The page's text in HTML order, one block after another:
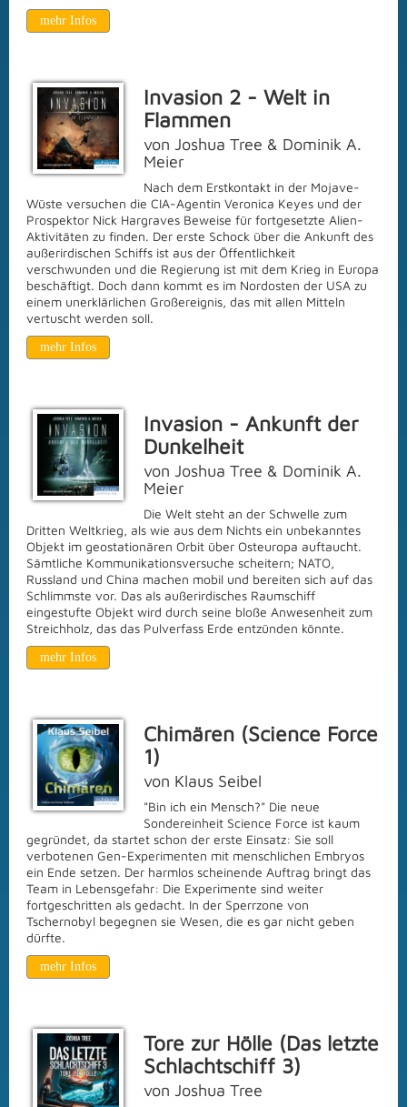
mehr Infos
Invasion 2 - Welt in
Flammen
von Joshua Tree & Dominik A.
Meier
Nach dem Erstkontakt in der Mojave-
Wüste versuchen die CIA-Agentin Veronica Keyes und der
Prospektor Nick Hargraves Beweise für fortgesetzte Alien-
Aktivitäten zu finden. Der erste Schock über die Ankunft des
außerirdischen Schiffs ist aus der Öffentlichkeit
verschwunden und die Regierung ist mit dem Krieg in Europa
beschäftigt. Doch dann kommt es im Nordosten der USA zu
einem unerklärlichen Großereignis, das mit allen Mitteln
vertuscht werden soll.
mehr Infos
Invasion - Ankunft der
Dunkelheit
von Joshua Tree & Dominik A.
Meier
Die Welt steht an der Schwelle zum
Dritten Weltkrieg, als wie aus dem Nichts ein unbekanntes
Objekt im geostationären Orbit über Osteuropa auftaucht.
Sämtliche Kommunikationsversuche scheitern; NATO,
Russland und China machen mobil und bereiten sich auf das
Schlimmste vor. Das als außerirdisches Raumschiff
eingestufte Objekt wird durch seine bloße Anwesenheit zum
Streichholz, das das Pulverfass Erde entzünden könnte.
mehr Infos
Chimären (Science Force
1)
von Klaus Seibel
"Bin ich ein Mensch?" Die neue
Sondereinheit Science Force ist kaum
gegründet, da startet schon der erste Einsatz: Sie soll
verbotenen Gen-Experimenten mit menschlichen Embryos
ein Ende setzen. Der harmlos scheinende Auftrag bringt das
Team in Lebensgefahr: Die Experimente sind weiter
fortgeschritten als gedacht. In der Sperrzone von
Tschernobyl begegnen sie Wesen, die es gar nicht geben
dürfte.
mehr Infos
Tore zur Hölle (Das letzte
Schlachtschiff 3)
von Joshua Tree